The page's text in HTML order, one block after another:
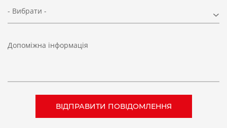
- Вибрати -
Допоміжна інформація